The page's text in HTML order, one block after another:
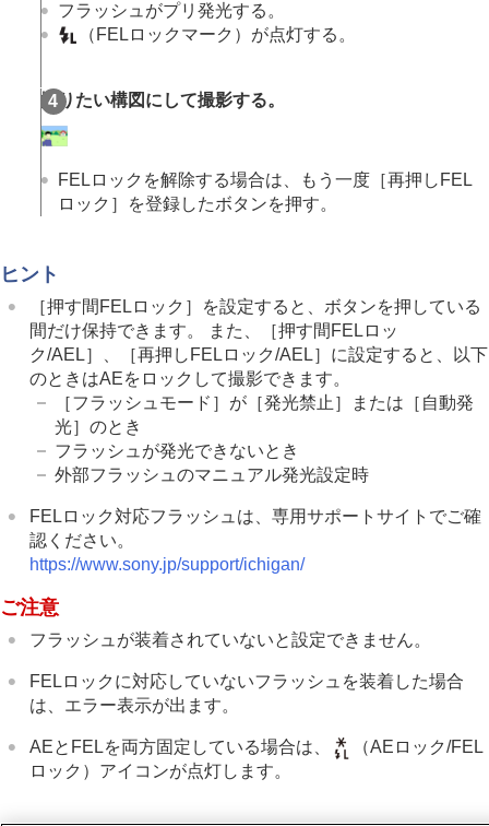
シャッターの設定
ズームする
フラッシュモード
ワイヤレスフラッシュ
赤目軽減発光
手ブレを補正する
レンズ補正
（静止画/動画）
ノイズリダクション
撮影中の画面表示を設定する
動画の音声を記録する
動画を撮影しながら静止画を切り出す
TC/UB設定
画像と音声をライブ配信する
カメラをカスタマイズする
再生する
カメラの設定を変更する
スマートフォンでできること
パソコンでできること
クラウドサービスを利用する
故障かな？と思ったら
フラッシュがプリ発光する。
（FELロックマーク）が点灯する。
撮りたい構図にして撮影する。
FELロックを解除する場合は、もう一度 ［再押しFEL
ロック］
を登録したボタンを押す。
ヒント
［押す間FELロック］ を設定すると、ボタンを押している
間だけ保持できます。 また、
［押す間FELロッ
ク/AEL］
［再押しFELロック/AEL］ に設定すると、以下
のときはAEをロックして撮影できます。
［フラッシュモード］ が ［発光禁止］ または ［自動発
光］のとき
フラッシュが発光できないとき
外部フラッシュのマニュアル発光設定時
FELロック対応フラッシュは、専用サポートサイトでご確
認ください。
https://www.sony.jp/support/ichigan/
ご注意
フラッシュが装着されていないと設定できません。
FELロックに対応していないフラッシュを装着した場合
は、エラー表示が出ます。
AEとFELを両方固定している場合は、
（AEロック/FEL
ロック）アイコンが点灯します。